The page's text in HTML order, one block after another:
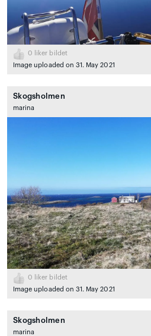
0 liker bildet
Image uploaded on 31. May 2021
Skogsholmen
marina
0 liker bildet
Image uploaded on 31. May 2021
Skogsholmen
marina